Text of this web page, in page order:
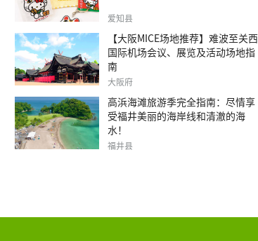
爱知县
【大阪MICE场地推荐】难波至关西
国际机场会议、展览及活动场地指
南
大阪府
高浜海滩旅游季完全指南：尽情享
受福井美丽的海岸线和清澈的海
水！
福井县